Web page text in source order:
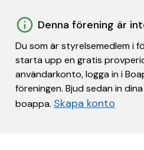
Denna förening är
Du som är styrelsemedlem i
starta upp en gratis
användarkonto, logga in i
föreningen. Bjud sedan in
boappa. Skapa konto